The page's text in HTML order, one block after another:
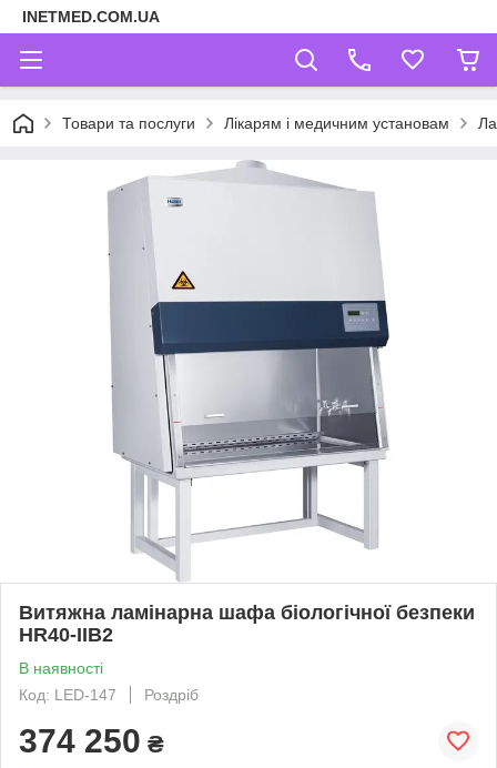
INETMED.COM.UA
Товари та послуги Лікарям і медичним установам
Витяжна ламінарна шафа біологічної безпеки
HR40-IIB2
В наявності
Код: LED-147
Роздріб
374 250 ₴